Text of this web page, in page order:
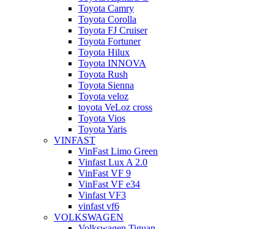
Toyota Camry
Toyota Corolla
Toyota FJ Cruiser
Toyota Fortuner
Toyota Hilux
Toyota INNOVA
Toyota Rush
Toyota Sienna
Toyota veloz
toyota VeLoz cross
Toyota Vios
Toyota Yaris
VINFAST
VinFast Limo Green
Vinfast Lux A 2.0
VinFast VF 9
VinFast VF e34
Vinfast VF3
vinfast vf6
VOLKSWAGEN